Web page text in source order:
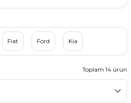
Fiat Ford Kia
Toplam 14 ürün